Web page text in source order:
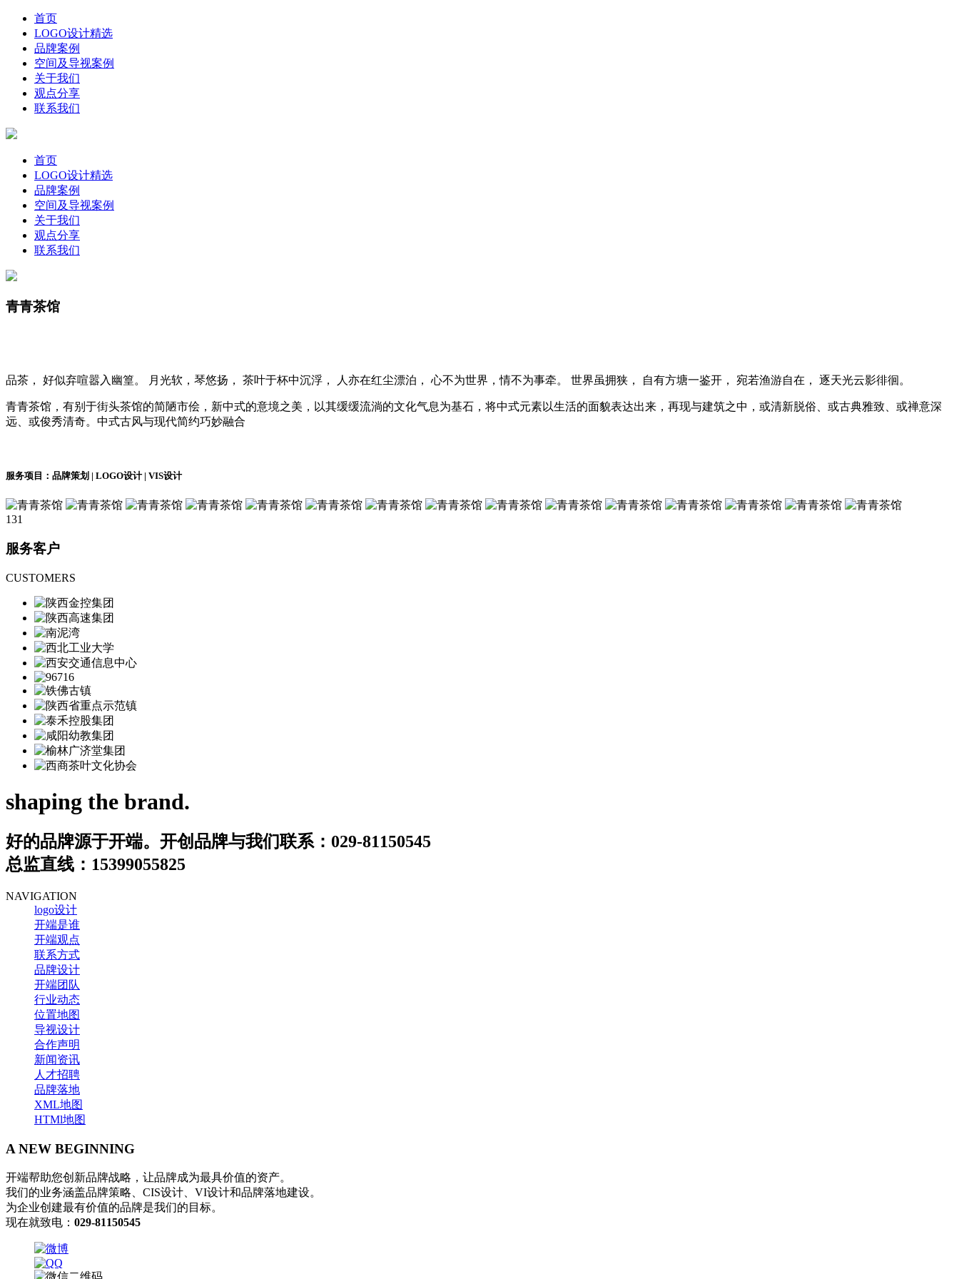
首页
LOGO设计精选
品牌案例
空间及导视案例
关于我们
观点分享
联系我们
首页
LOGO设计精选
品牌案例
空间及导视案例
关于我们
观点分享
联系我们
青青茶馆
品茶， 好似弃喧嚣入幽篁。 月光软，琴悠扬， 茶叶于杯中沉浮， 人亦在红尘漂泊， 心不为世界，情不为事牵。 世界虽拥狭， 自有方塘一鉴开， 宛若渔游自在， 逐天光云影徘徊。
青青茶馆，有别于街头茶馆的简陋市侩，新中式的意境之美，以其缓缓流淌的文化气息为基石，将中式元素以生活的面貌表达出来，再现与建筑之中，或清新脱俗、或古典雅致、或禅意深
远、或俊秀清奇。中式古风与现代简约巧妙融合
服务项目：品牌策划 | LOGO设计 | VIS设计
131
服务客户
CUSTOMERS
shaping the brand.
好的品牌源于开端。开创品牌与我们联系： 029-81150545
总监直线： 15399055825
NAVIGATION
logo设计
开端是谁
开端观点
联系方式
品牌设计
开端团队
行业动态
位置地图
导视设计
合作声明
新闻资讯
人才招聘
品牌落地
XML地图
HTMl地图
A NEW BEGINNING
开端帮助您创新品牌战略，让品牌成为最具价值的资产。
我们的业务涵盖品牌策略、CIS设计、VI设计和品牌落地建设。
为企业创建最有价值的品牌是我们的目标。
现在就致电： 029-81150545